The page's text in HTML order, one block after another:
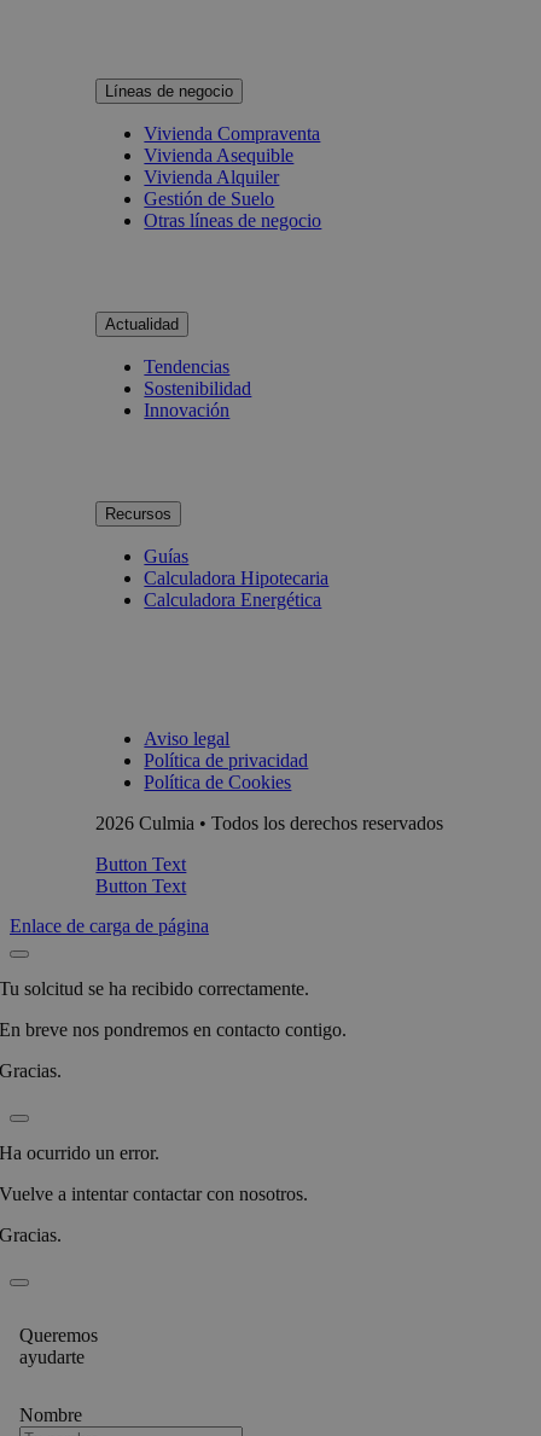
Líneas de negocio
Vivienda Compraventa
Vivienda Asequible
Vivienda Alquiler
Gestión de Suelo
Otras líneas de negocio
Actualidad
Tendencias
Sostenibilidad
Innovación
Recursos
Guías
Calculadora Hipotecaria
Calculadora Energética
Aviso legal
Política de privacidad
Política de Cookies
2026 Culmia • Todos los derechos reservados
Button Text
Button Text
Enlace de carga de página
Tu solcitud se ha recibido correctamente.
En breve nos pondremos en contacto contigo.
Gracias.
Ha ocurrido un error.
Vuelve a intentar contactar con nosotros.
Gracias.
Queremos
ayudarte
Nombre